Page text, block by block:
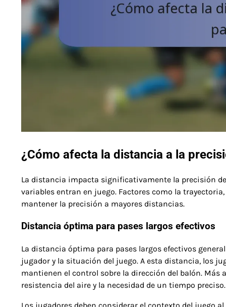
¿Cómo afecta la distancia a la
La distancia impacta significativamente la precisión
variables entran en juego. Factores como la
mantener la precisión a mayores distancias.
Distancia óptima para pases largos efectivos
La distancia óptima para pases largos efectivos
jugador y la situación del juego. A esta distancia, los
mantienen el control sobre la dirección del balón. Más
resistencia del aire y la necesidad de un tiempo preciso.